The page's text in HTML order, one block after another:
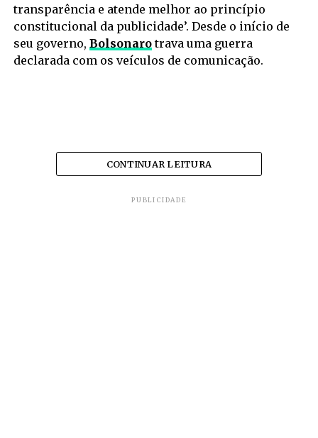
transparência e atende melhor ao princípio
constitucional da publicidade’. Desde o início de
seu governo, Bolsonarotrava uma guerra
declarada com os veículos de comunicação.
CONTINUAR LEITURA
PUBLICIDADE